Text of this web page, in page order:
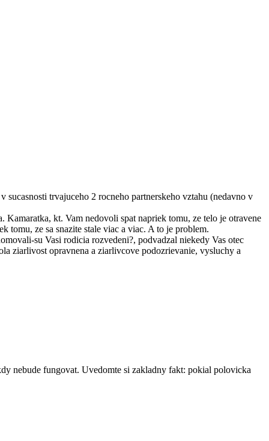
trvajuceho 2 rocneho partnerskeho vztahu (nedavno v
kt. Vam nedovoli spat napriek tomu, ze telo je otravene
tomu, ze sa snazite stale viac a viac. A to je problem.
su Vasi rodicia rozvedeni?, podvadzal niekedy Vas otec
ziarlivost opravnena a ziarlivcove podozrievanie, vysluchy a
nebude fungovat. Uvedomte si zakladny fakt: pokial polovicka